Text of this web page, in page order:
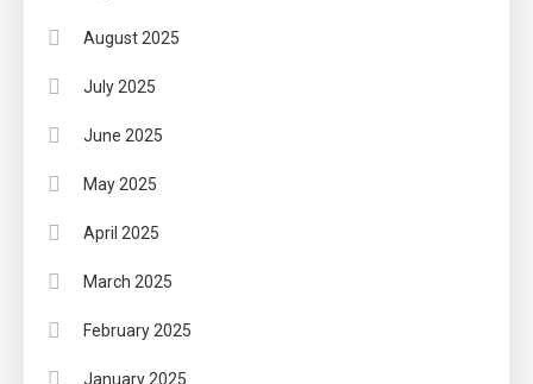
August 2025
July 2025
June 2025
May 2025
April 2025
March 2025
February 2025
January 2025